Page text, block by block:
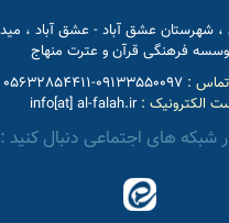
فرهنگی قرآن و عترت منهاج
تماس :09133550097-05632854411
الکترونیک :info[at] al-falah.ir
شبکه های اجتماعی دنبال کنید :